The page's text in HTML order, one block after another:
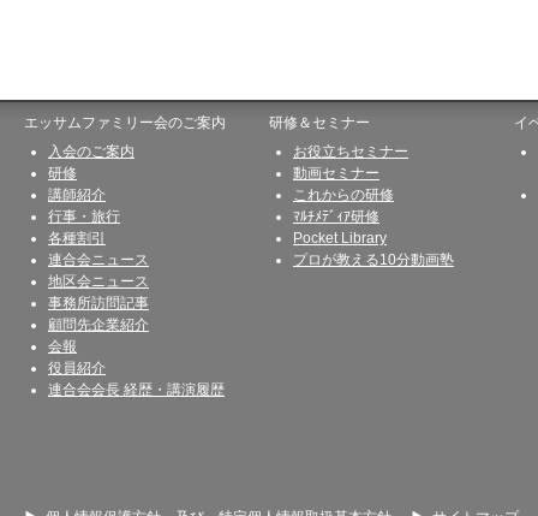
エッサムファミリー会のご案内
入会のご案内
研修
講師紹介
行事・旅行
各種割引
連合会ニュース
地区会ニュース
事務所訪問記事
顧問先企業紹介
会報
役員紹介
連合会会長 経歴・講演履歴
研修＆セミナー
お役立ちセミナー
動画セミナー
これからの研修
ﾏﾙﾁﾒﾃﾞｨｱ研修
Pocket Library
プロが教える10分動画塾
イ